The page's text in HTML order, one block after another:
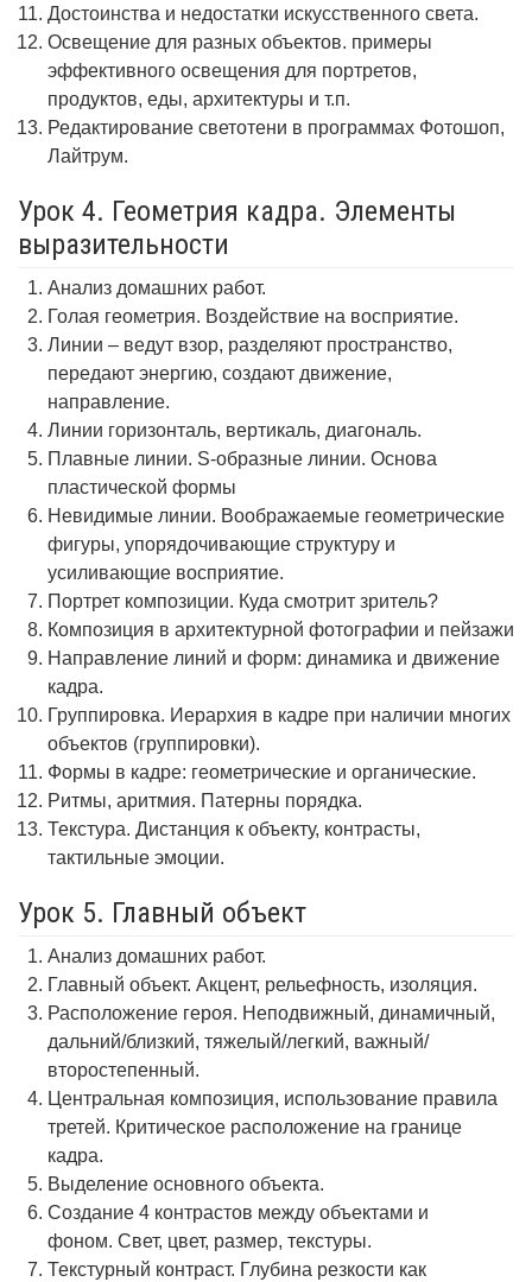
Достоинства и недостатки искусственного света.
Освещение для разных объектов. примеры
эффективного освещения для портретов,
продуктов, еды, архитектуры и т.п.
Редактирование светотени в программах Фотошоп,
Лайтрум.
Урок 4. Геометрия кадра. Элементы
выразительности
Анализ домашних работ.
Голая геометрия. Воздействие на восприятие.
Линии – ведут взор, разделяют пространство,
передают энергию, создают движение,
направление.
Линии горизонталь, вертикаль, диагональ.
Плавные линии. S-образные линии. Основа
пластической формы
Невидимые линии. Воображаемые геометрические
фигуры, упорядочивающие структуру и
усиливающие восприятие.
Портрет композиции. Куда смотрит зритель?
Композиция в архитектурной фотографии и пейзажи
Направление линий и форм: динамика и движение
кадра.
Группировка. Иерархия в кадре при наличии многих
объектов (группировки).
Формы в кадре: геометрические и органические.
Ритмы, аритмия. Патерны порядка.
Текстура. Дистанция к объекту, контрасты,
тактильные эмоции.
Урок 5. Главный объект
Анализ домашних работ.
Главный объект. Акцент, рельефность, изоляция.
Расположение героя. Неподвижный, динамичный,
дальний/близкий, тяжелый/легкий, важный/
второстепенный.
Центральная композиция, использование правила
третей. Критическое расположение на границе
кадра.
Выделение основного объекта.
Создание 4 контрастов между объектами и
фоном. Свет, цвет, размер, текстуры.
Текстурный контраст. Глубина резкости как